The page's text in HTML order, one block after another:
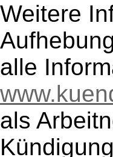
Weitere
alle
als